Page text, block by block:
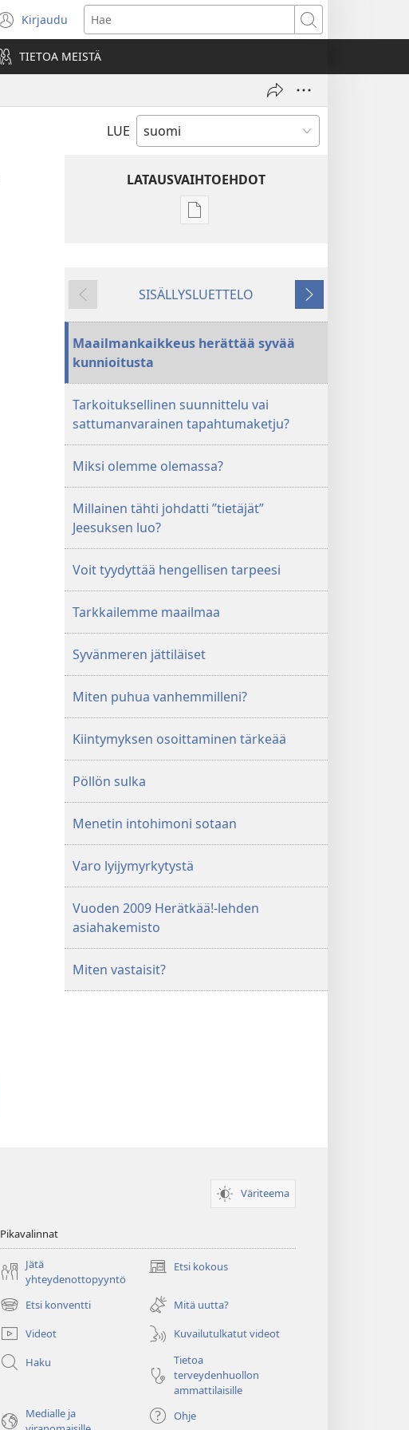
Kirjaudu
(avaa
uuden
ikkunan)
Hae
TIETOA MEISTÄ
LUE
LATAUSVAIHTOEHDOT
Julkaisujen
Edellinen
SISÄLLYSLUETTELO
Seuraava
Maailmankaikkeus herättää syvää
kunnioitusta
Tarkoituksellinen suunnittelu vai
sattumanvarainen tapahtumaketju?
Miksi olemme olemassa?
Millainen tähti johdatti ”tietäjät”
Jeesuksen luo?
Voit tyydyttää hengellisen tarpeesi
Tarkkailemme maailmaa
Syvänmeren jättiläiset
Miten puhua vanhemmilleni?
Kiintymyksen osoittaminen tärkeää
Pöllön sulka
Menetin intohimoni sotaan
Varo lyijymyrkytystä
Vuoden 2009 Herätkää!-lehden
asiahakemisto
Miten vastaisit?
Väriteema
Pikavalinnat
Jätä
yhteydenottopyyntö
Etsi kokous
(avaa
ikkunan)
Etsi konventti
(avaa
uuden
ikkunan)
Mitä uutta?
Videot
Kuvailutulkatut videot
Haku
Tietoa
terveydenhuollon
ammattilaisille
Medialle ja
Ohje